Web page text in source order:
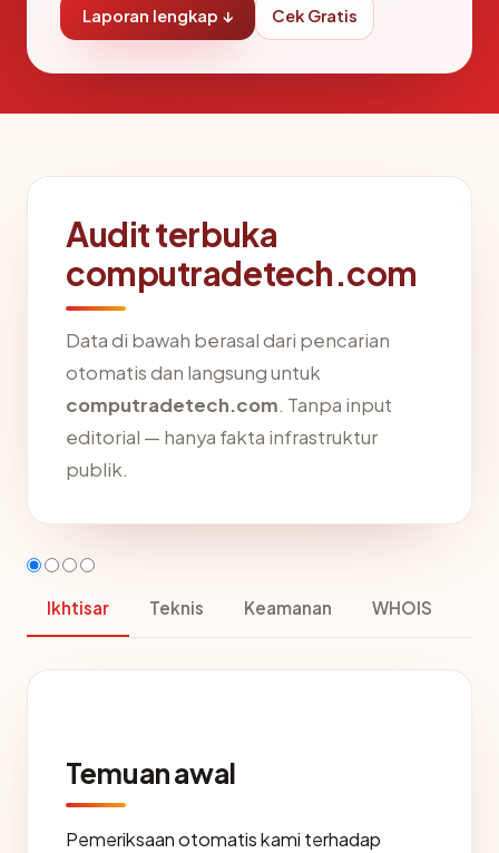
Laporan lengkap ↓ Cek Gratis
Audit terbuka
computradetech.com
Data di bawah berasal dari pencarian
otomatis dan langsung untuk
computradetech.com. Tanpa input
editorial — hanya fakta infrastruktur
publik.
Ikhtisar Teknis Keamanan WHOIS
Temuan awal
Pemeriksaan otomatis kami terhadap